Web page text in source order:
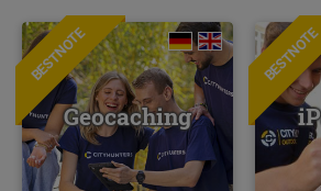
BESTNOTE
Geocaching
BESTNOTE